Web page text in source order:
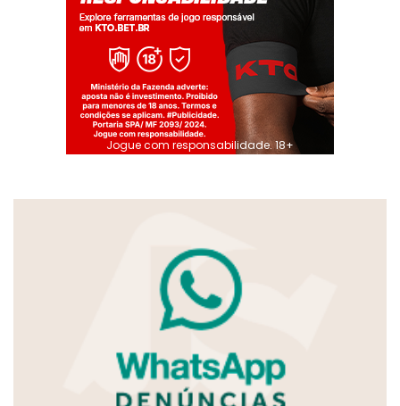
Jogue com responsabilidade. 18+